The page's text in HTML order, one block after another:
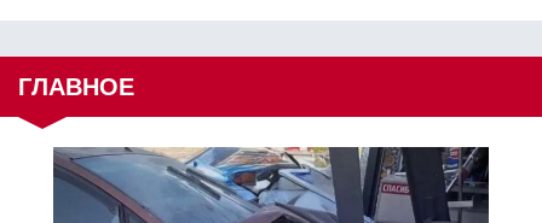
ГЛАВНОЕ